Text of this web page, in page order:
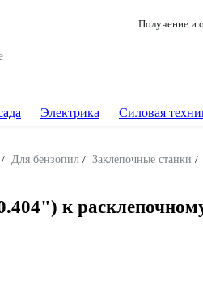
Получение и
Электрика Силовая
/ Для бензопил / Заклепочные станки /
к